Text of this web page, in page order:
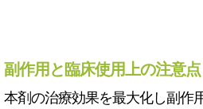
副作用と臨床使用上の注意点
本剤の治療効果を最大化し副作